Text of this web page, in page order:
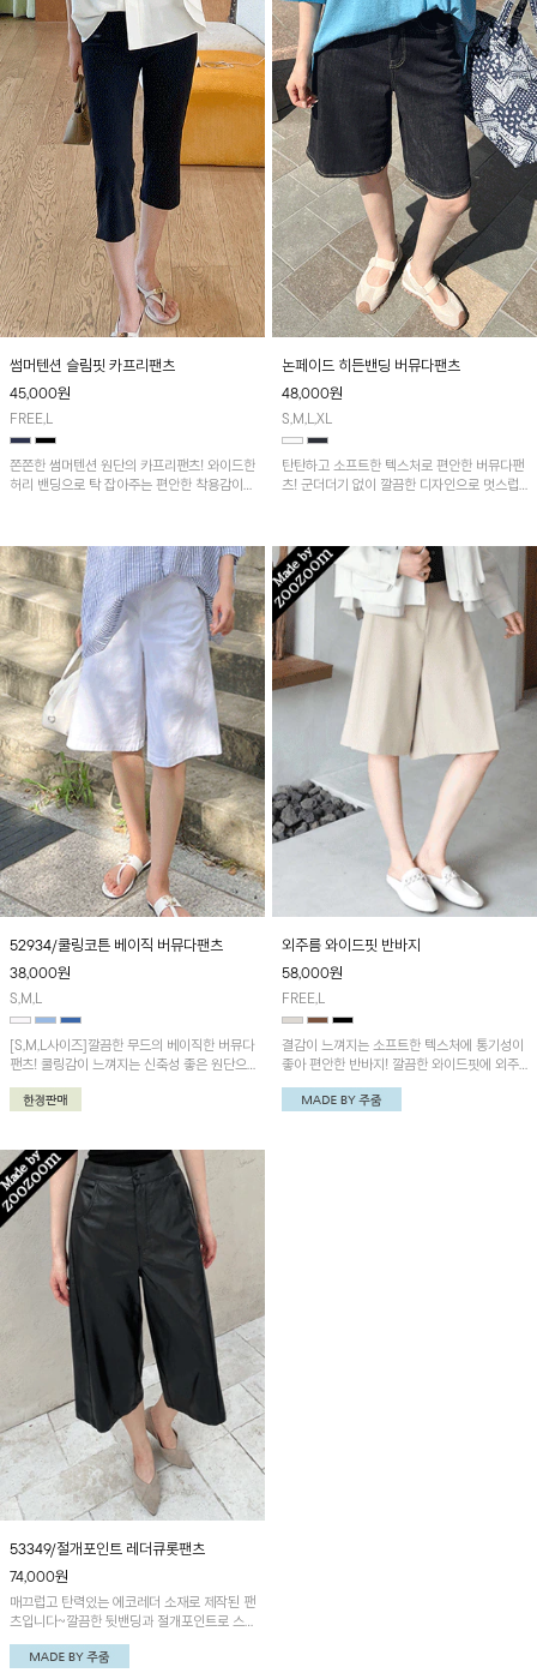
썸머텐션 슬림핏 카프리팬츠
45,000원
FREE,L
쫀쫀한 썸머텐션 원단의 카프리팬츠! 와이드한
허리 밴딩으로 탁 잡아주는 편안한 착용감이
논페이드 히든밴딩 버뮤다팬츠
48,000원
S,M,L,XL
탄탄하고 소프트한 텍스처로 편안한 버뮤다팬
츠! 군더더기 없이 깔끔한 디자인으로 멋스럽
52934/쿨링코튼 베이직 버뮤다팬츠
38,000원
S,M,L
[S,M,L사이즈]깔끔한 무드의 베이직한 버뮤다
팬츠! 쿨링감이 느껴지는 신축성 좋은 원단으
로 편안하게 입어보실 수 있어요~
외주름 와이드핏 반바지
58,000원
FREE,L
결감이 느껴지는 소프트한 텍스처에 통기성이
좋아 편안한 반바지! 깔끔한 와이드핏에 외주
름 디테일이 더해져 데일리하게 손이 자주 갈
아이템이에요~
53349/절개포인트 레더큐롯팬츠
74,000원
매끄럽고 탄력있는 에코레더 소재로 제작된 팬
츠입니다~깔끔한 뒷밴딩과 절개포인트로 스
타일리시한 매력!